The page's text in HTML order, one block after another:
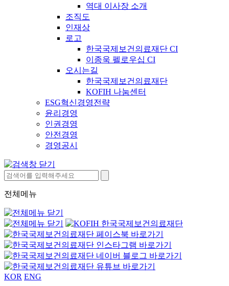
역대 이사장 소개
조직도
인재상
로고
한국국제보건의료재단 CI
이종욱 펠로우십 CI
오시는길
한국국제보건의료재단
KOFIH 나눔센터
ESG혁신경영전략
윤리경영
인권경영
안전경영
경영공시
전체메뉴
KOR ENG